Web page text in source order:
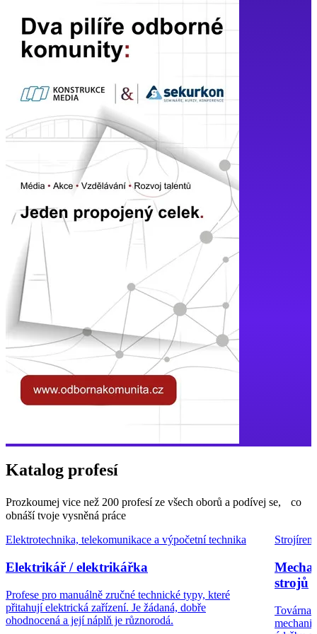
Katalog profesí
Prozkoumej vice než 200 profesí ze všech oborů a podívej se, co
obnáší tvoje vysněná práce
Elektrotechnika, telekomunikace a výpočetní technika
Elektrikář / elektrikářka
Profese pro manuálně zručné technické typy, které
přitahují elektrická zařízení. Je žádaná, dobře
ohodnocená a její náplň je různorodá.
strojů
Továrna